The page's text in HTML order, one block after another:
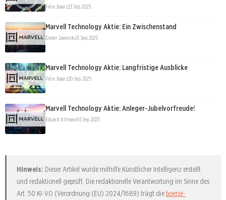
Felix Baarz23. Sep. 2025
Marvell Technology Aktie: Ein Zwischenstand
Dieter Jaworski21. Sep. 2025
Marvell Technology Aktie: Langfristige Ausblicke
Felix Baarz20. Sep. 2025
Marvell Technology Aktie: Anleger-Jubelvorfreude!
Eduard Altmann13. Sep. 2025
Hinweis: Dieser Artikel wurde mithilfe Künstlicher Intelligenz erstellt
und redaktionell geprüft. Die redaktionelle Verantwortung im Sinne des
Art. 50 KI-VO (Verordnung (EU) 2024/1689) trägt die boerse-